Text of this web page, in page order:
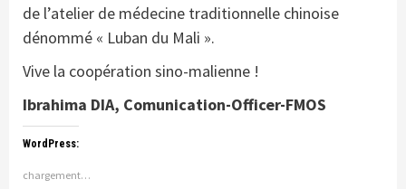
de l’atelier de médecine traditionnelle chinoise
dénommé « Luban du Mali ».
Vive la coopération sino-malienne !
Ibrahima DIA, Comunication-Officer-FMOS
WordPress:
chargement…